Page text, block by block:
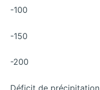
-100
-150
-200
Déficit de précipitation